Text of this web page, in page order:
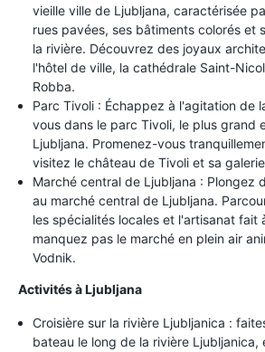
vieille ville de Ljubljana, caractérisée
rues pavées, ses bâtiments colorés et
la rivière. Découvrez des joyaux
l'hôtel de ville, la cathédrale Saint-
Robba.
Parc Tivoli : Échappez à l'agitation de
vous dans le parc Tivoli, le plus grand
Ljubljana. Promenez-vous
visitez le château de Tivoli et sa
Marché central de Ljubljana : Plongez
au marché central de Ljubljana.
les spécialités locales et l'artisanat fait
manquez pas le marché en plein air
Vodnik.
Activités à Ljubljana
Croisière sur la rivière Ljubljanica :
bateau le long de la rivière Ljubljanica,